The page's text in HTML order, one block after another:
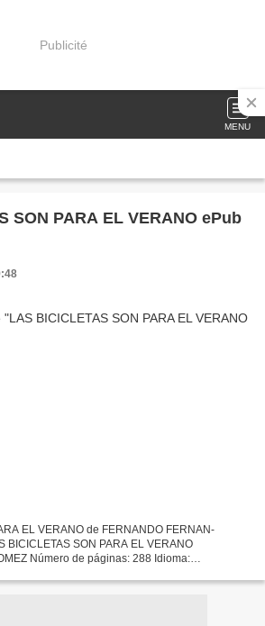
Publicité
MENU
SON PARA EL VERANO ePub
EL VERANO de FERNANDO FERNAN-
BICICLETAS SON PARA EL VERANO
Número de páginas: 288 Idioma: